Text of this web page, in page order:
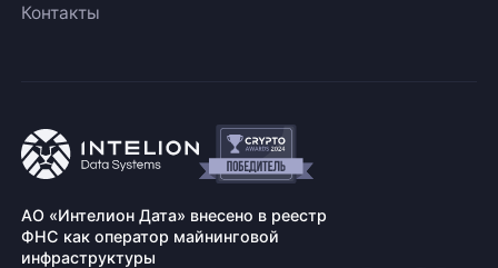
Контакты
АО «Интелион Дата» внесено в реестр
ФНС как оператор майнинговой
инфраструктуры